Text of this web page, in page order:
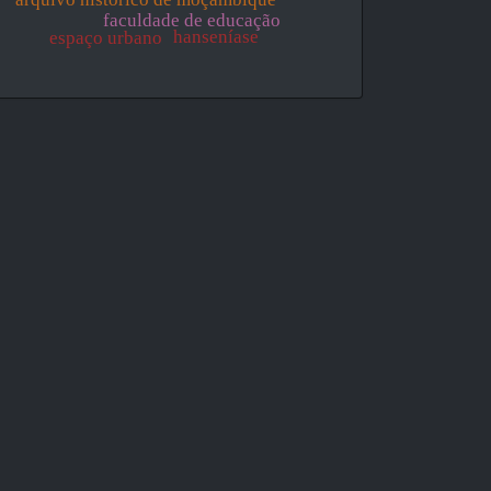
faculdade de educação
hanseníase
espaço urbano